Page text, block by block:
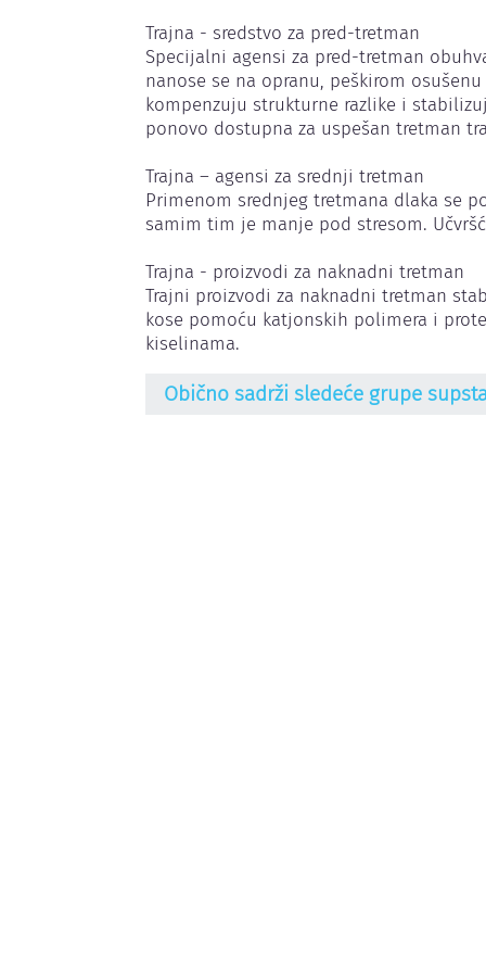
Trajna - sredstvo za pred-tretman
Specijalni agensi za pred-tretman
nanose se na opranu, peškirom
kompenzuju strukturne razlike i
ponovo dostupna za uspešan tretman
Trajna – agensi za srednji tretman
Primenom srednjeg tretmana dlaka se
samim tim je manje pod stresom.
Trajna - proizvodi za naknadni tretman
Trajni proizvodi za naknadni tretman
kose pomoću katjonskih polimera i
kiselinama.
Obično sadrži sledeće grupe